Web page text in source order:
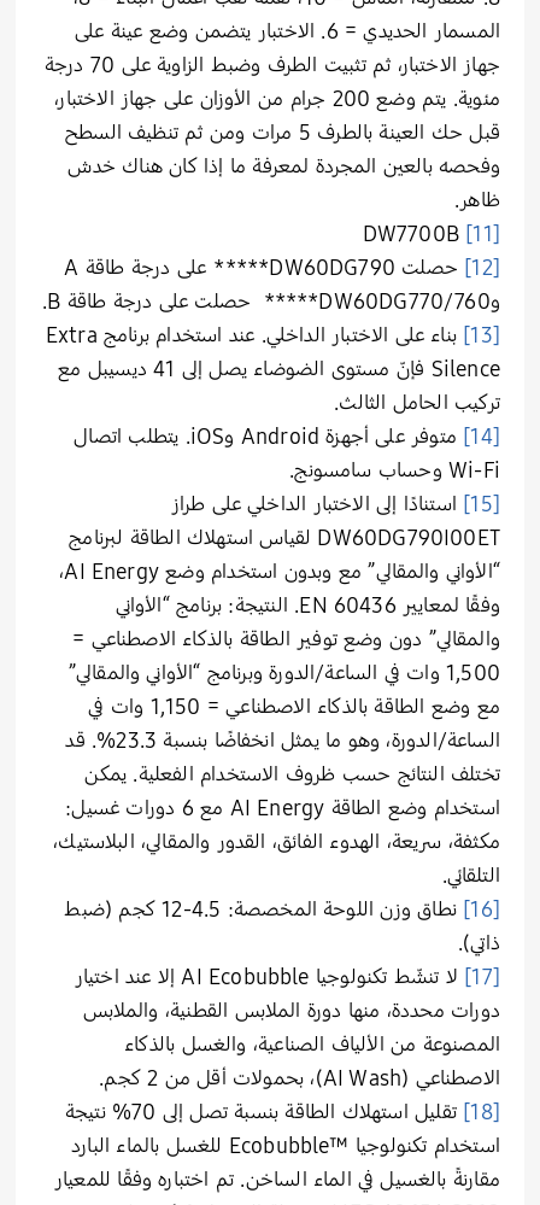
المسمار الحديدي = 6. الاختبار يتضمن وضع عينة على
جهاز الاختبار، ثم تثبيت الطرف وضبط الزاوية على 70 درجة
مئوية. يتم وضع 200 جرام من الأوزان على جهاز الاختبار،
قبل حك العينة بالطرف 5 مرات ومن ثم تنظيف السطح
وفحصه بالعين المجردة لمعرفة ما إذا كان هناك خدش
ظاهر.
[11]
DW7700B
[12]
حصلت DW60DG790***** على درجة طاقة A
وDW60DG770/760***** حصلت على درجة طاقة B.
[13]
بناء على الاختبار الداخلي. عند استخدام برنامج Extra
Silence فإنّ مستوى الضوضاء يصل إلى 41 ديسيبل مع
تركيب الحامل الثالث.
[14]
متوفر على أجهزة Android وiOS. يتطلب اتصال
Wi-Fi وحساب سامسونج.
[15]
استنادًا إلى الاختبار الداخلي على طراز
DW60DG790I00ET لقياس استهلاك الطاقة لبرنامج
“الأواني والمقالي” مع وبدون استخدام وضع AI Energy،
وفقًا لمعايير EN 60436. النتيجة: برنامج “الأواني
والمقالي” دون وضع توفير الطاقة بالذكاء الاصطناعي =
1,500 وات في الساعة/الدورة وبرنامج “الأواني والمقالي”
مع وضع الطاقة بالذكاء الاصطناعي = 1,150 وات في
الساعة/الدورة، وهو ما يمثل انخفاضًا بنسبة 23.3%. قد
تختلف النتائج حسب ظروف الاستخدام الفعلية. يمكن
استخدام وضع الطاقة AI Energy مع 6 دورات غسيل:
مكثفة، سريعة، الهدوء الفائق، القدور والمقالي، البلاستيك،
التلقائي.
[16]
نطاق وزن اللوحة المخصصة: 4.5-12 كجم (ضبط
ذاتي).
[17]
لا تنشّط تكنولوجيا ‎AI ‎Ecobubble‎ إلا عند اختيار
دورات محددة، منها دورة الملابس القطنية، والملابس
المصنوعة من الألياف الصناعية، والغسل بالذكاء
الاصطناعي (AI Wash)، بحمولات أقل من 2 كجم.
[18]
تقليل استهلاك الطاقة بنسبة تصل إلى 70% نتيجة
استخدام تكنولوجيا Ecobubble™‎ للغسل بالماء البارد
مقارنةً بالغسيل في الماء الساخن. تم اختباره وفقًا للمعيار